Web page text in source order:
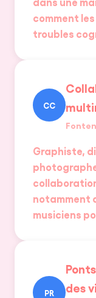
comment
troubles
CC
Graphiste,
notamment
musiciens
PR
des